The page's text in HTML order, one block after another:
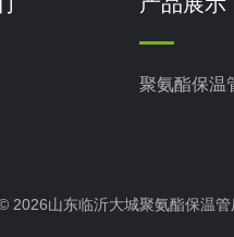
聚氨酯保温
2026山东临沂大城聚氨酯保温